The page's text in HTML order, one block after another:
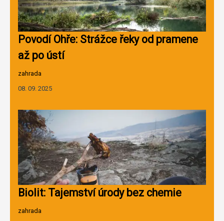
Povodí Ohře: Strážce řeky od pramene
až po ústí
zahrada
08. 09. 2025
Biolit: Tajemství úrody bez chemie
zahrada